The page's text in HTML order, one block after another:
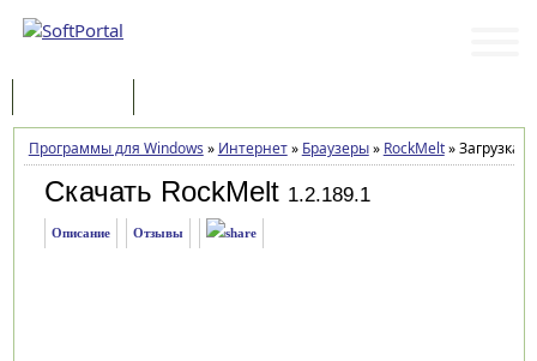
Программы для Windows » Интернет» Браузеры» RockMelt»Загрузка
Скачать RockMelt 1.2.189.1
Описание Отзывы